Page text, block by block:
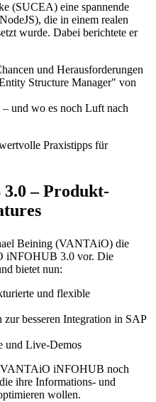
(SUCEA) eine spannende
die in einem realen
wurde. Dabei berichtete er
und Herausforderungen
Structure Manager" von
und wo es noch Luft nach
Praxistipps für
– Produkt-
Beining (VANTAiO) die
iNFOHUB 3.0 vor. Die
bietet nun:
und flexible
besseren Integration in SAP
und Live-Demos
VANTAiO iNFOHUB noch
ihre Informations- und
wollen.